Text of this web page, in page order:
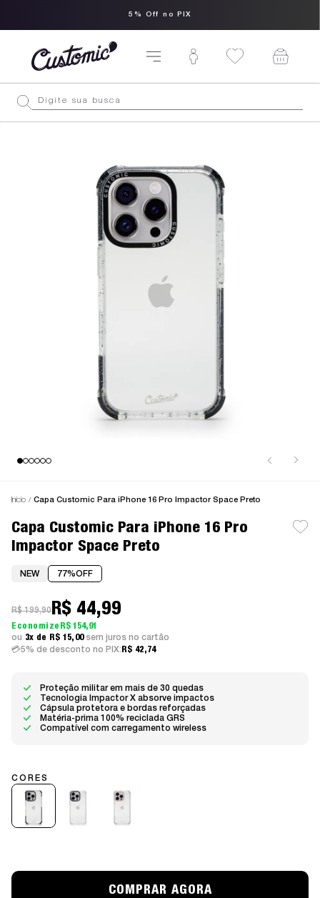
5% Off no PIX
Início Capa Customic Para iPhone 16 Pro Impactor Space Preto
Capa Customic Para iPhone 16 Pro
Impactor Space Preto
NEW 77%OFF
5% de desconto no PIX: R$ 42,74
R$ 199,90R$ 44,99
R$ 154,91
3x
R$ 15,00 sem juros
Proteção militar em mais de 30 quedas
Tecnologia Impactor X absorve impactos
Cápsula protetora e bordas reforçadas
Matéria-prima 100% reciclada GRS
Compatível com carregamento wireless